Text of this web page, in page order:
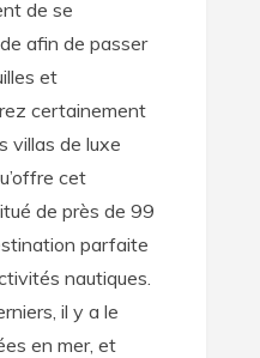
de se
afin de passer
et
certainement
villas de luxe
cet
de près de 99
parfaite
nautiques.
il y a le
en mer, et